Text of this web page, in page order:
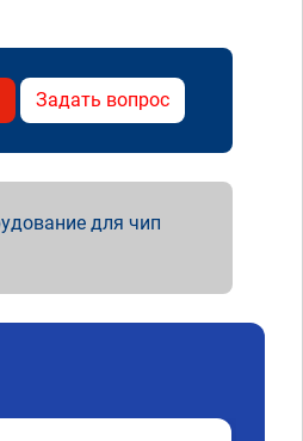
Задать вопрос
для чип